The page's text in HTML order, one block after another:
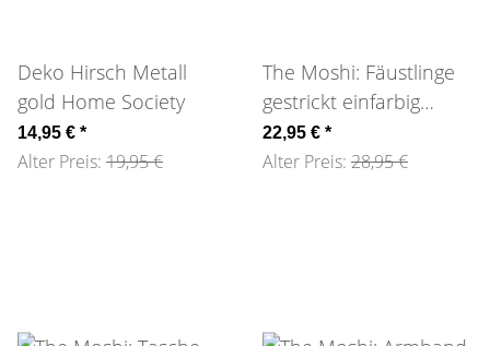
Deko Hirsch Metall
gold Home Society
14,95 € *
Alter Preis: 19,95 €
The Moshi: Fäustlinge
gestrickt einfarbig
wollweiß
22,95 € *
Alter Preis: 28,95 €